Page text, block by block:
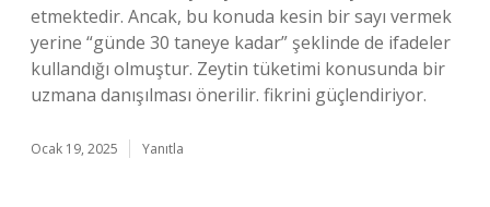
etmektedir. Ancak, bu konuda kesin bir sayı vermek
yerine “günde 30 taneye kadar” şeklinde de ifadeler
kullandığı olmuştur. Zeytin tüketimi konusunda bir
uzmana danışılması önerilir. fikrini güçlendiriyor.
Ocak 19, 2025 Yanıtla